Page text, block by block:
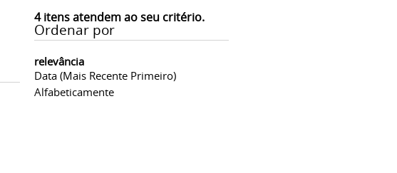
4itens atendem ao seu critério.
Ordenar por
relevância
Data (mais Recente Primeiro)
Alfabeticamente